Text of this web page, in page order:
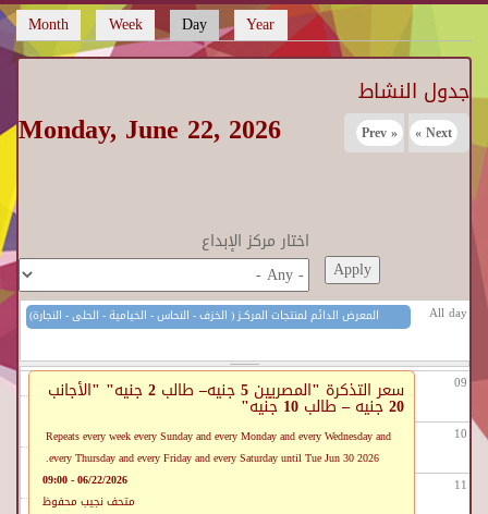
Primary tabs
Month Week Day(active tab)
Year
جدول النشاط
Monday, June 22, 2026 « Prev Next »
اختار مركز الإبداع
All day
المعرض الدائم لمنتجات المركـز ( الخزف - النحاس - الخيامية - الحلى - النجارة)
04
09
10
11
سعر التذكرة "المصريين 5 جنيه– طالب 2 جنيه" "الأجانب
20 جنيه – طالب 10 جنيه"
Repeats every week every Sunday and every Monday and every Wednesday and
every Thursday and every Friday and every Saturday until Tue Jun 30 2026.
06/22/2026 - 09:00
متحف نجيب محفوظ